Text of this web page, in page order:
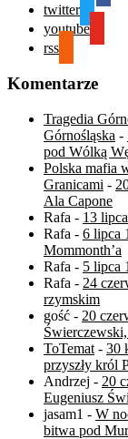
twitter
youtube
rss
Komentarze
Tragedia
Górnośląska -
pod Wólką
Polska mafia
Granicami -
Ala Capone
Rafa - 13
Rafa - 6 lipca
Mommonth’a
Rafa - 5 lipca
Rafa - 24
rzymskim
gość - 20
ToTemat - 30
przyszły król
Andrzej - 20
Eugeniusz
jasam1 - W
bitwa pod